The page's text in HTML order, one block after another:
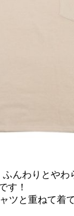
んわりとやわ
す！
ツと重ねて着